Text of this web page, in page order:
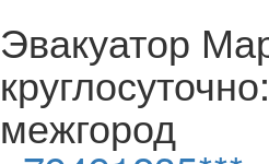
Эвакуатор
межгород